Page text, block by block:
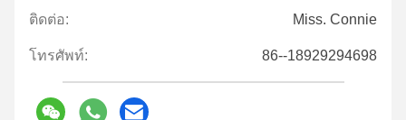
ติดต่อ: Miss. Connie
โทรศัพท์: 86--18929294698